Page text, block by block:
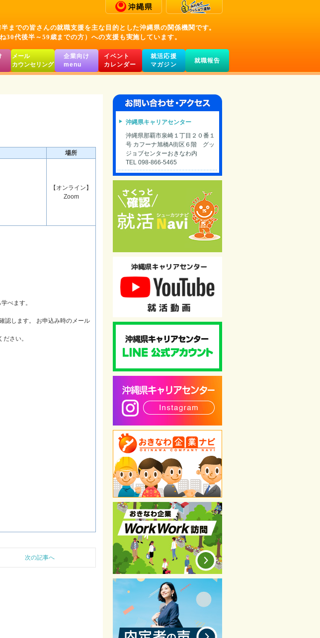
までの皆さんの就職支援を主な目的とした沖縄県の関係機関です。
30代後半～59歳までの方）への支援も実施しています。
メール
カウンセリング
企業向け
menu
イベント
カレンダー
就活応援
マガジン
就職報告
場所
【オンライン】
Zoom
べます。
認します。 お申込み時のメール
さい。
次の記事へ
沖縄県キャリアセンター
沖縄県那覇市泉崎１丁目２０番１
号 カフーナ旭橋A街区６階 グッ
ジョブセンターおきなわ内
TEL 098-866-5465